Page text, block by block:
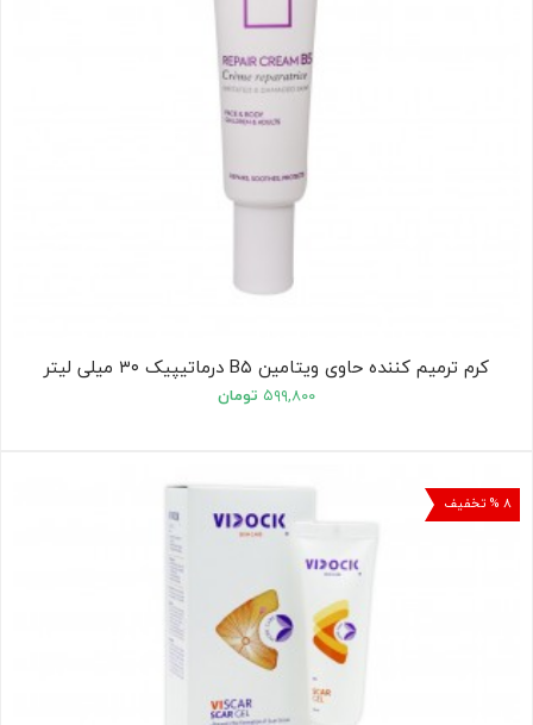
کرم ترمیم کننده حاوی ویتامین B۵ درماتیپیک ۳۰ میلی لیتر
۵۹۹,۸۰۰ تومان
۸ % تخفیف